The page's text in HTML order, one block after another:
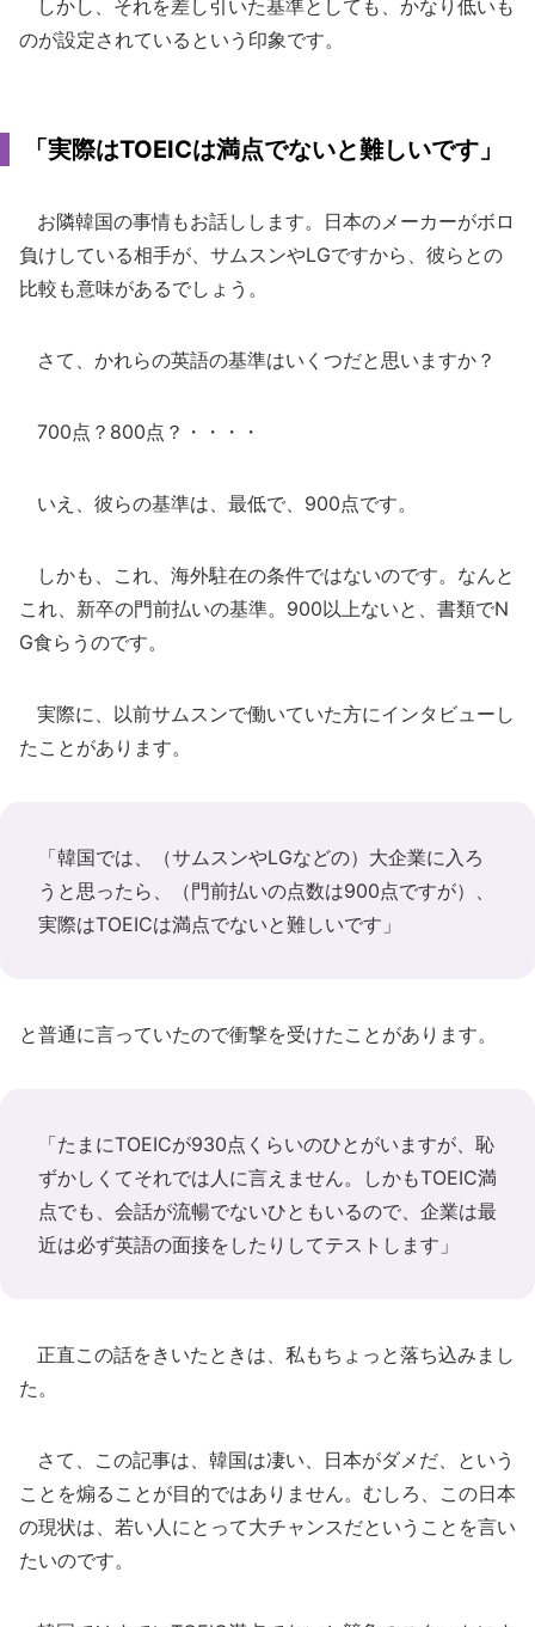
しかし、それを差し引いた基準としても、かなり低いも
のが設定されているという印象です。
「実際はTOEICは満点でないと難しいです」
お隣韓国の事情もお話しします。日本のメーカーがボロ
負けしている相手が、サムスンやLGですから、彼らとの
比較も意味があるでしょう。
さて、かれらの英語の基準はいくつだと思いますか？
700点？800点？・・・・
いえ、彼らの基準は、最低で、900点です。
しかも、これ、海外駐在の条件ではないのです。なんと
これ、新卒の門前払いの基準。900以上ないと、書類でN
G食らうのです。
実際に、以前サムスンで働いていた方にインタビューし
たことがあります。
「韓国では、（サムスンやLGなどの）大企業に入ろ
うと思ったら、（門前払いの点数は900点ですが）、
実際はTOEICは満点でないと難しいです」
と普通に言っていたので衝撃を受けたことがあります。
「たまにTOEICが930点くらいのひとがいますが、恥
ずかしくてそれでは人に言えません。しかもTOEIC満
点でも、会話が流暢でないひともいるので、企業は最
近は必ず英語の面接をしたりしてテストします」
正直この話をきいたときは、私もちょっと落ち込みまし
た。
さて、この記事は、韓国は凄い、日本がダメだ、という
ことを煽ることが目的ではありません。むしろ、この日本
の現状は、若い人にとって大チャンスだということを言い
たいのです。